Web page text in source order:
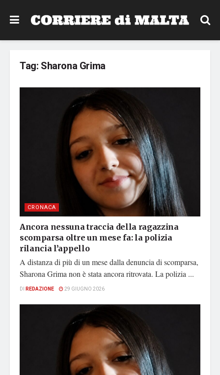
Tag: Sharona Grima
CRONACA
Ancora nessuna traccia della ragazzina
scomparsa oltre un mese fa: la polizia
rilancia l’appello
A distanza di più di un mese dalla denuncia di scomparsa,
Sharona Grima non è stata ancora ritrovata. La polizia ...
DI REDAZIONE 29 GIUGNO 2026